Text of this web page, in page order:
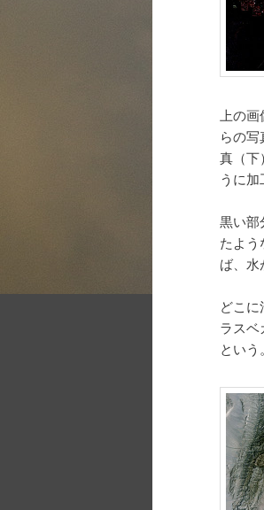
上の
らの
真（下
うに加
黒い部
たよう
ば、水
どこ
ラス
とい